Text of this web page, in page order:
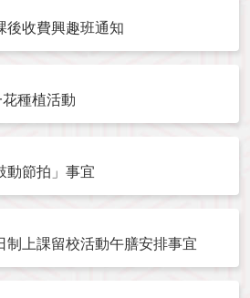
後收費興趣班通知
種植活動
動節拍」事宜
制上課留校活動午膳安排事宜